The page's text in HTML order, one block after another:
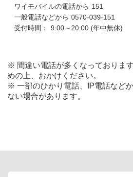
ワイモバイルの電話から 151
一般電話などから 0570-039-151
受付時間：
9:00～20:00 (年中無休)
※ 間違い電話が多くなっておりま
めの上、おかけください。
※ 一部のひかり電話、IP電話など
ない場合があります。